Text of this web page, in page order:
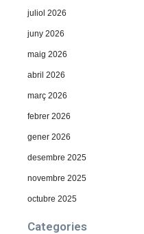
juliol 2026
juny 2026
maig 2026
abril 2026
març 2026
febrer 2026
gener 2026
desembre 2025
novembre 2025
octubre 2025
Categories